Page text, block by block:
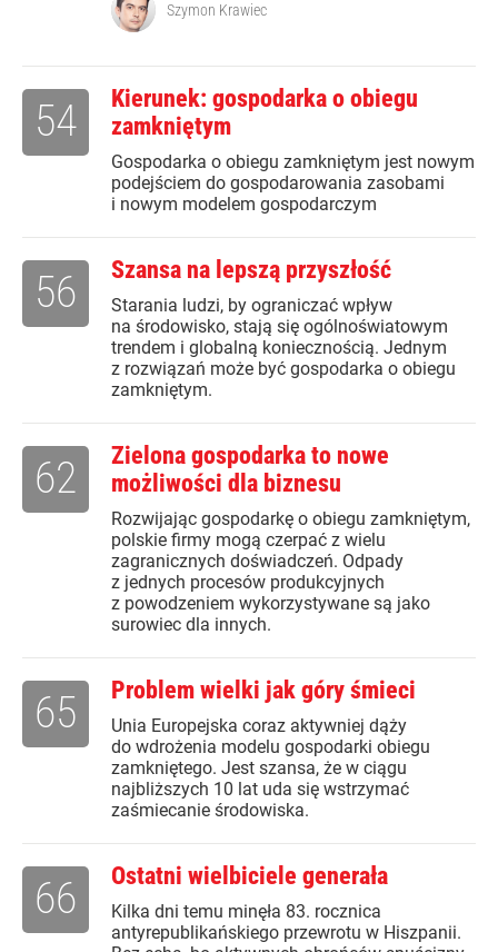
Szymon Krawiec
Kierunek: gospodarka o obiegu
zamkniętym
Gospodarka o obiegu zamkniętym jest nowym
podejściem do gospodarowania zasobami
i nowym modelem gospodarczym
54
Szansa na lepszą przyszłość
Starania ludzi, by ograniczać wpływ
na środowisko, stają się ogólnoświatowym
trendem i globalną koniecznością. Jednym
z rozwiązań może być gospodarka o obiegu
zamkniętym.
56
Zielona gospodarka to nowe
możliwości dla biznesu
Rozwijając gospodarkę o obiegu zamkniętym,
polskie firmy mogą czerpać z wielu
zagranicznych doświadczeń. Odpady
z jednych procesów produkcyjnych
z powodzeniem wykorzystywane są jako
surowiec dla innych.
62
Problem wielki jak góry śmieci
Unia Europejska coraz aktywniej dąży
do wdrożenia modelu gospodarki obiegu
zamkniętego. Jest szansa, że w ciągu
najbliższych 10 lat uda się wstrzymać
zaśmiecanie środowiska.
65
Ostatni wielbiciele generała
Kilka dni temu minęła 83. rocznica
antyrepublikańskiego przewrotu w Hiszpanii.
66